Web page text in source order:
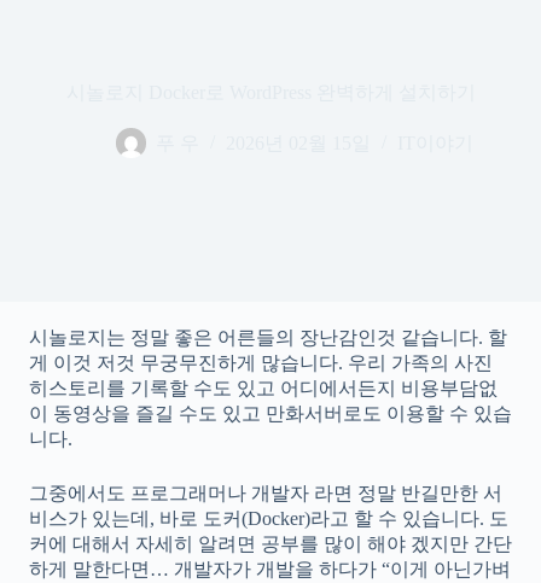
시놀로지는 정말 좋은 어른들의 장난감인것 같습니다. 할
게 이것 저것 무궁무진하게 많습니다. 우리 가족의 사진
히스토리를 기록할 수도 있고 어디에서든지 비용부담없
이 동영상을 즐길 수도 있고 만화서버로도 이용할 수 있습
니다.
그중에서도 프로그래머나 개발자 라면 정말 반길만한 서
비스가 있는데, 바로 도커(Docker)라고 할 수 있습니다. 도
커에 대해서 자세히 알려면 공부를 많이 해야 겠지만 간단
하게 말한다면… 개발자가 개발을 하다가 “이게 아닌가벼